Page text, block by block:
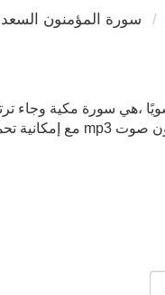
سورة المؤمنون
الله سويًا ،هي سورة مكية وجاء